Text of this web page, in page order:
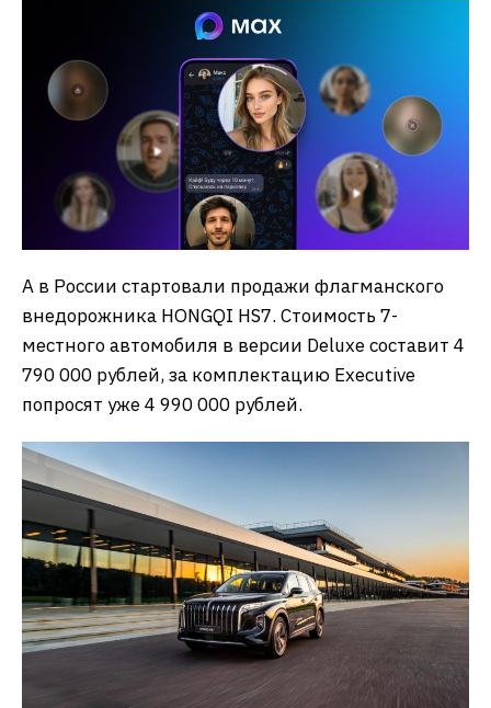
А в России стартовали продажи флагманского
внедорожника HONGQI HS7. Стоимость 7-
местного автомобиля в версии Deluxe составит 4
790 000 рублей, за комплектацию Executive
попросят уже 4 990 000 рублей.